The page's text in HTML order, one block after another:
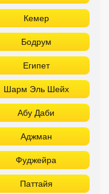
Кемер
Бодрум
Египет
Шарм Эль Шейх
Абу Даби
Аджман
Фуджейра
Паттайя